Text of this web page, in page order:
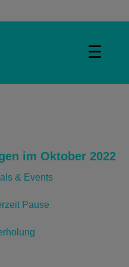
☰
im Oktober 2022
& Events
Pause